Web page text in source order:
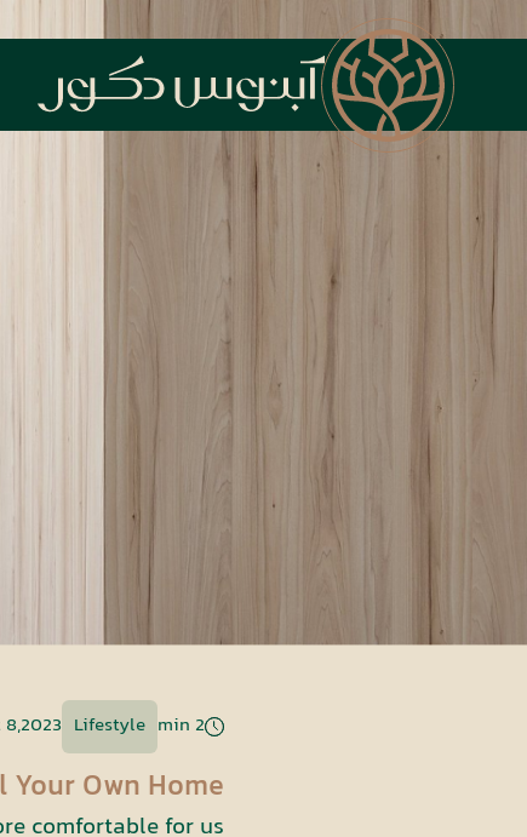
2 min
Lifestyle
8,2023
Your Own Home
comfortable for us.